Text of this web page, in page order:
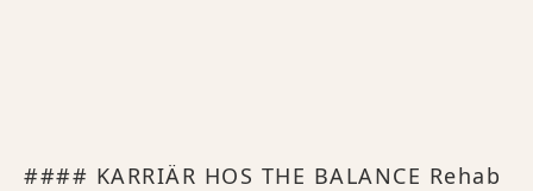
#### KARRIÄR HOS THE BALANCE Rehab